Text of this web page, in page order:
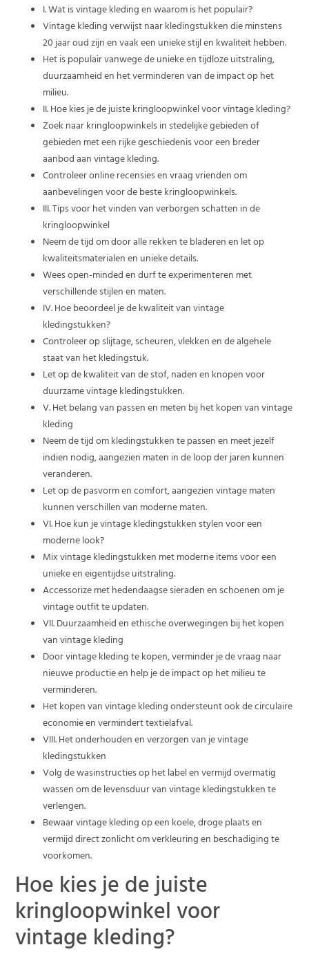
I. Wat is vintage kleding en waarom is het populair?
Vintage kleding verwijst naar kledingstukken die minstens
20 jaar oud zijn en vaak een unieke stijl en kwaliteit hebben.
Het is populair vanwege de unieke en tijdloze uitstraling,
duurzaamheid en het verminderen van de impact op het
milieu.
II. Hoe kies je de juiste kringloopwinkel voor vintage kleding?
Zoek naar kringloopwinkels in stedelijke gebieden of
gebieden met een rijke geschiedenis voor een breder
aanbod aan vintage kleding.
Controleer online recensies en vraag vrienden om
aanbevelingen voor de beste kringloopwinkels.
III. Tips voor het vinden van verborgen schatten in de
kringloopwinkel
Neem de tijd om door alle rekken te bladeren en let op
kwaliteitsmaterialen en unieke details.
Wees open-minded en durf te experimenteren met
verschillende stijlen en maten.
IV. Hoe beoordeel je de kwaliteit van vintage
kledingstukken?
Controleer op slijtage, scheuren, vlekken en de algehele
staat van het kledingstuk.
Let op de kwaliteit van de stof, naden en knopen voor
duurzame vintage kledingstukken.
V. Het belang van passen en meten bij het kopen van vintage
kleding
Neem de tijd om kledingstukken te passen en meet jezelf
indien nodig, aangezien maten in de loop der jaren kunnen
veranderen.
Let op de pasvorm en comfort, aangezien vintage maten
kunnen verschillen van moderne maten.
VI. Hoe kun je vintage kledingstukken stylen voor een
moderne look?
Mix vintage kledingstukken met moderne items voor een
unieke en eigentijdse uitstraling.
Accessorize met hedendaagse sieraden en schoenen om je
vintage outfit te updaten.
VII. Duurzaamheid en ethische overwegingen bij het kopen
van vintage kleding
Door vintage kleding te kopen, verminder je de vraag naar
nieuwe productie en help je de impact op het milieu te
verminderen.
Het kopen van vintage kleding ondersteunt ook de circulaire
economie en vermindert textielafval.
VIII. Het onderhouden en verzorgen van je vintage
kledingstukken
Volg de wasinstructies op het label en vermijd overmatig
wassen om de levensduur van vintage kledingstukken te
verlengen.
Bewaar vintage kleding op een koele, droge plaats en
vermijd direct zonlicht om verkleuring en beschadiging te
voorkomen.
Hoe kies je de juiste
kringloopwinkel voor
vintage kleding?